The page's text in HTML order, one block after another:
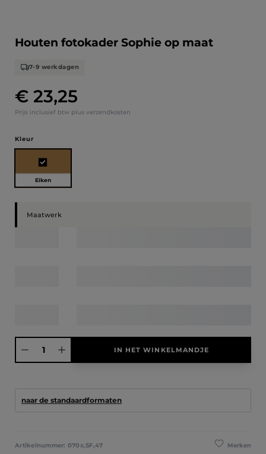
Houten fotokader Sophie op maat
Normale prijs:
€ 23,25
Prijs inclusief btw plus verzendkosten
7-9 werkdagen
Selecteer
Kleur
Eiken
Maatwerk
IN HET WINKELMANDJE
naar de standaardformaten
Merken
Artikelnummer: 070x,SF,47